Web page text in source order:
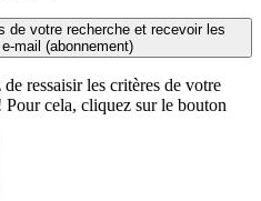
de votre recherche et recevoir les
mail (abonnement)
ressaisir les critères de votre
Pour cela, cliquez sur le bouton